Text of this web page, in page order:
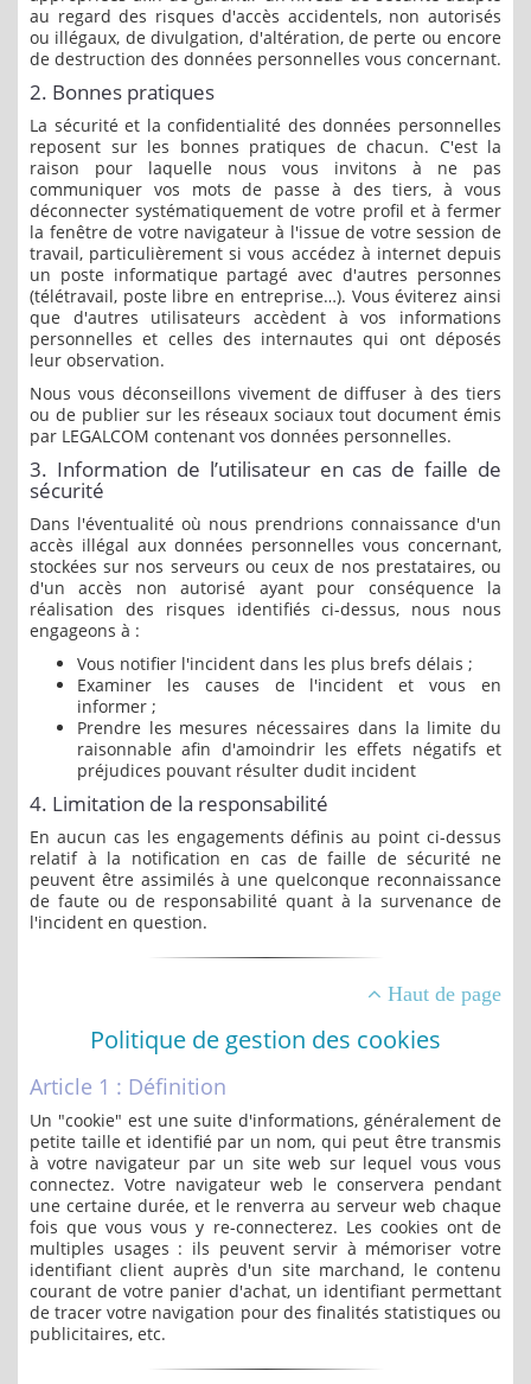
au regard des risques d'accès accidentels, non autorisés
ou illégaux, de divulgation, d'altération, de perte ou encore
de destruction des données personnelles vous concernant.
2. Bonnes pratiques
La sécurité et la confidentialité des données personnelles
reposent sur les bonnes pratiques de chacun. C'est la
raison pour laquelle nous vous invitons à ne pas
communiquer vos mots de passe à des tiers, à vous
déconnecter systématiquement de votre profil et à fermer
la fenêtre de votre navigateur à l'issue de votre session de
travail, particulièrement si vous accédez à internet depuis
un poste informatique partagé avec d'autres personnes
(télétravail, poste libre en entreprise…). Vous éviterez ainsi
que d'autres utilisateurs accèdent à vos informations
personnelles et celles des internautes qui ont déposés
leur observation.
Nous vous déconseillons vivement de diffuser à des tiers
ou de publier sur les réseaux sociaux tout document émis
par LEGALCOM contenant vos données personnelles.
3. Information de l’utilisateur en cas de faille de
sécurité
Dans l'éventualité où nous prendrions connaissance d'un
accès illégal aux données personnelles vous concernant,
stockées sur nos serveurs ou ceux de nos prestataires, ou
d'un accès non autorisé ayant pour conséquence la
réalisation des risques identifiés ci-dessus, nous nous
engageons à :
Vous notifier l'incident dans les plus brefs délais ;
Examiner les causes de l'incident et vous en
informer ;
Prendre les mesures nécessaires dans la limite du
raisonnable afin d'amoindrir les effets négatifs et
préjudices pouvant résulter dudit incident
4. Limitation de la responsabilité
En aucun cas les engagements définis au point ci-dessus
relatif à la notification en cas de faille de sécurité ne
peuvent être assimilés à une quelconque reconnaissance
de faute ou de responsabilité quant à la survenance de
l'incident en question.
Haut de page
Politique de gestion des cookies
Article 1 : Définition
Un "cookie" est une suite d'informations, généralement de
petite taille et identifié par un nom, qui peut être transmis
à votre navigateur par un site web sur lequel vous vous
connectez. Votre navigateur web le conservera pendant
une certaine durée, et le renverra au serveur web chaque
fois que vous vous y re-connecterez. Les cookies ont de
multiples usages : ils peuvent servir à mémoriser votre
identifiant client auprès d'un site marchand, le contenu
courant de votre panier d'achat, un identifiant permettant
de tracer votre navigation pour des finalités statistiques ou
publicitaires, etc.